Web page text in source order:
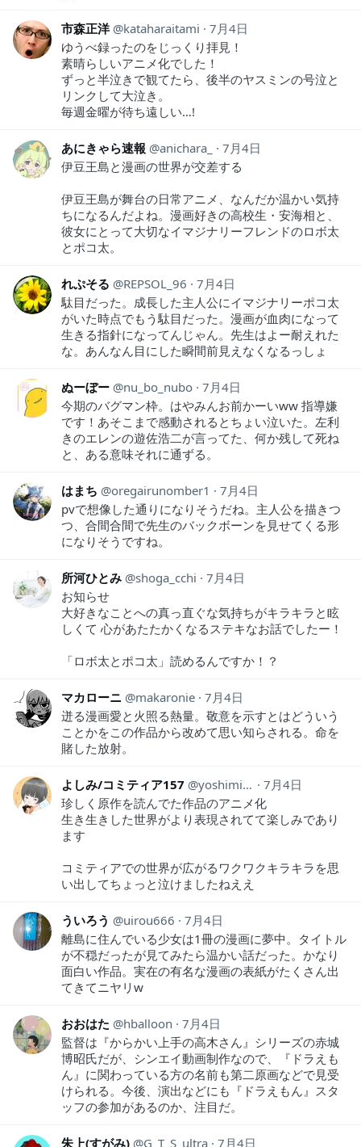
市森正洋 kataharaitami
7月4日
ゆうべ録ったのをじっくり拝見！
素晴らしいアニメ化でした！
ずっと半泣きで観てたら、後半のヤスミンの号泣と
リンクして大泣き。
毎週金曜が待ち遠しい…!
あにきゃら速報 anichara_
7月4日
伊豆王島と漫画の世界が交差する
伊豆王島が舞台の日常アニメ、なんだか温かい気持
ちになるんだよね。漫画好きの高校生・安海相と、
彼女にとって大切なイマジナリーフレンドのロボ太
とポコ太。
れぷそる REPSOL_96
7月4日
駄目だった。成長した主人公にイマジナリーポコ太
がいた時点でもう駄目だった。漫画が血肉になって
生きる指針になってんじゃん。先生はよー耐えれた
な。あんなん目にした瞬間前見えなくなるっしょ
ぬーぼー nu_bo_nubo 7月4日
今期のバグマン枠。はやみんお前かーいww 指導嫌
です！あそこまで感動されるとちょい泣いた。左利
きのエレンの遊佐浩二が言ってた、何か残して死ね
と、ある意味それに通ずる。
はまち oregairunomber1
7月4日
pvで想像した通りになりそうだね。主人公を描きつ
つ、合間合間で先生のバックボーンを見せてくる形
になりそうですね。
所河ひとみ shoga_cchi
7月4日
お知らせ
大好きなことへの真っ直ぐな気持ちがキラキラと眩
しくて 心があたたかくなるステキなお話でしたー！
「ロボ太とポコ太」読めるんですか！？
マカローニ makaronie 7月4日
迸る漫画愛と火照る熱量。敬意を示すとはどういう
ことかをこの作品から改めて思い知らされる。命を
賭した放射。
よしみ/コミティア157 yoshimizm
7月4日
珍しく原作を読んでた作品のアニメ化
生き生きした世界がより表現されてて楽しみであり
ます
コミティアでの世界が広がるワクワクキラキラを思
い出してちょっと泣けましたねええ
ういろう uirou666
7月4日
離島に住んでいる少女は1冊の漫画に夢中。タイトル
が不穏だったが見てみたら温かい話だった。かなり
面白い作品。実在の有名な漫画の表紙がたくさん出
てきてニヤリw
おおはた hballoon
7月4日
監督は『からかい上手の高木さん』シリーズの赤城
博昭氏だが、シンエイ動画制作なので、『ドラえも
ん』に関わっている方の名前も第二原画などで見受
けられる。今後、演出などにも『ドラえもん』スタ
ッフの参加があるのか、注目だ。
朱上(すがみ) G_T_S_ultra 7月4日